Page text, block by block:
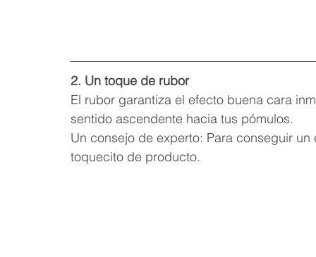
2. Un toque de rubor
El rubor garantiza el efecto buena cara
sentido ascendente hacia tus pómulos.
Un consejo de experto: Para conseguir
toquecito de producto.